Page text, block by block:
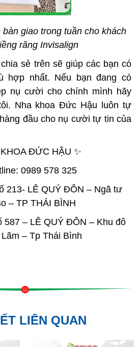
giao trong tuần cho khách
răng Invisalign
sẻ trên sẽ giúp các bạn có
hợp nhất. Nếu bạn đang có
nụ cười cho chính mình hãy
Nha khoa Đức Hậu luôn tự
đầu cho nụ cười tự tin của
ĐỨC HẬU ✨
0989 578 325
213- LÊ QUÝ ĐÔN – Ngã tư
– TP THÁI BÌNH
587 – LÊ QUÝ ĐÔN – Khu đô
– Tp Thái Bình
LIÊN QUAN